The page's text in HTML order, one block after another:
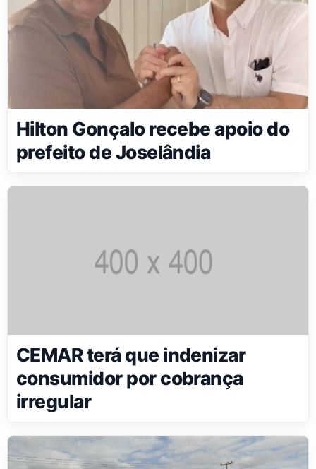
Hilton Gonçalo recebe apoio do
prefeito de Joselândia
CEMAR terá que indenizar
consumidor por cobrança
irregular